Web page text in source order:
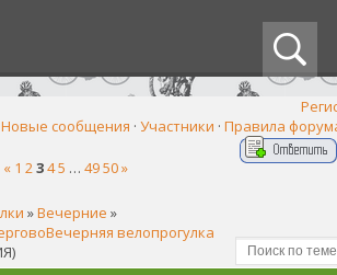
Новые сообщения · Участники · Правила
« 1 2345 … 4950»
»Вечерние »
велопрогулка